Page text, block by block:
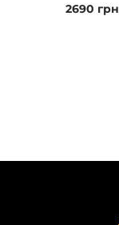
2690 грн